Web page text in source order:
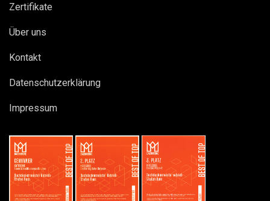
Zertifikate
Über uns
Kontakt
Datenschutzerklärung
Impressum